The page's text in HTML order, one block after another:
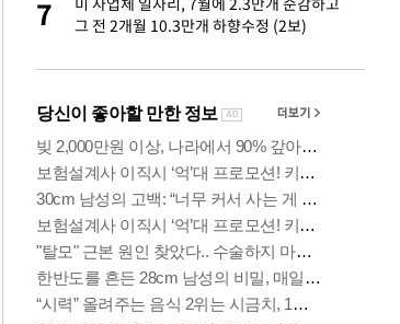
7
그 전 2개월 10.3만개 하향수정 (2보)